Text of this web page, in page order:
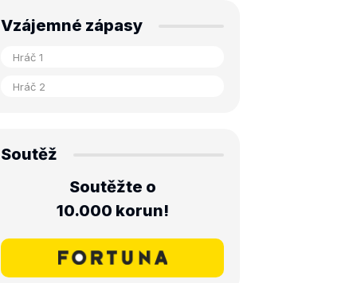
Vzájemné zápasy
Soutěž
Soutěžte o
10.000 korun!